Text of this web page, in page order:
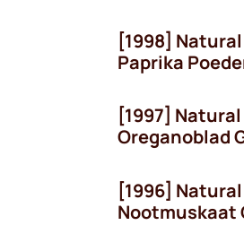
[1998]
Paprika
[1997]
Oreganoblad
[1996]
Nootmuskaat